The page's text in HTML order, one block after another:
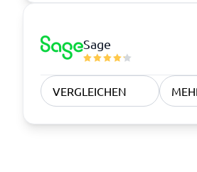
Sage
VERGLEICHEN